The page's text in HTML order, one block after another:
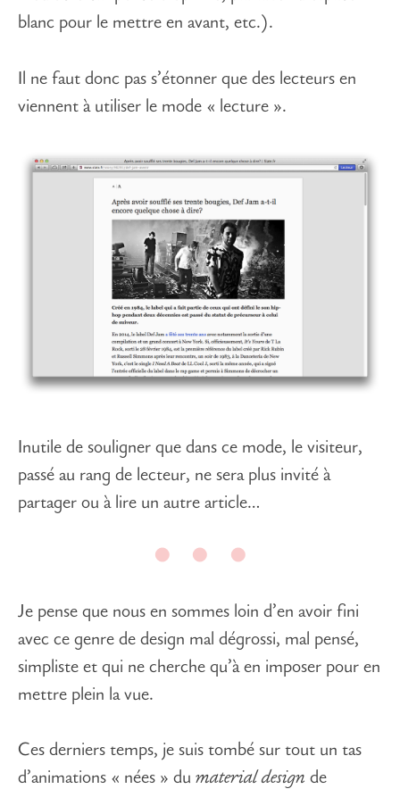
blanc pour le mettre en avant, etc.).
Il ne faut donc pas s’étonner que des lecteurs en
viennent à utiliser le mode « lecture ».
Inutile de souligner que dans ce mode, le visiteur,
passé au rang de lecteur, ne sera plus invité à
partager ou à lire un autre article…
Je pense que nous en sommes loin d’en avoir fini
avec ce genre de design mal dégrossi, mal pensé,
simpliste et qui ne cherche qu’à en imposer pour en
mettre plein la vue.
Ces derniers temps, je suis tombé sur tout un tas
d’animations « nées » du material design de